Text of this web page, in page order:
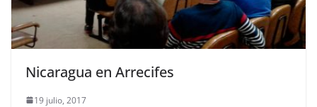
Nicaragua en Arrecifes
19 julio, 2017